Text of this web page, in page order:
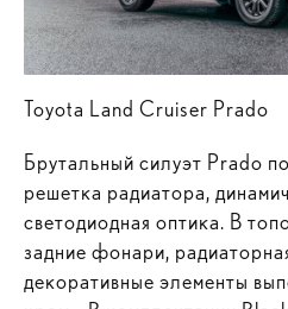
Toyota Land Cruiser Prado
Брутальный силуэт Prado
решетка радиатора,
светодиодная оптика. В
задние фонари,
декоративные элементы